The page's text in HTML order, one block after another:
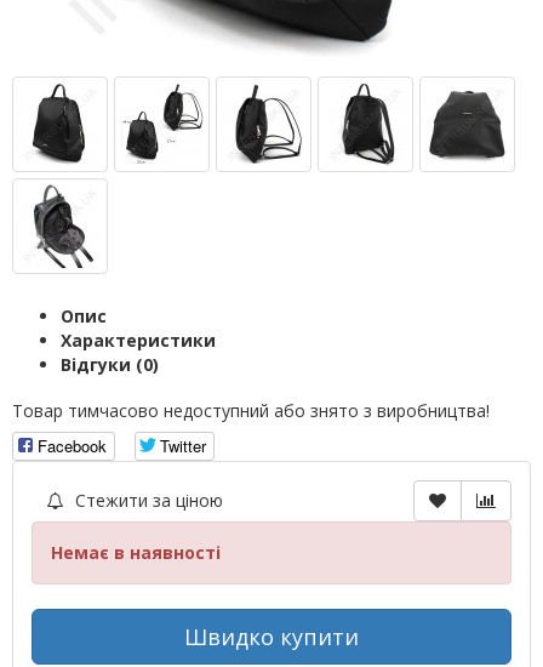
Опис
Характеристики
Відгуки (0)
Товар тимчасово недоступний або знято з виробництва!
Facebook
Twitter
Стежити за ціною
Немає в наявності
Швидко купити